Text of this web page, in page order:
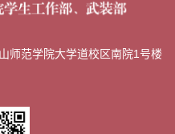
师范学院大学道校区南院1号楼